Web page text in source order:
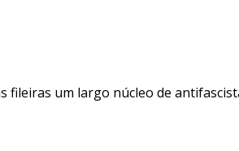
fileiras um largo núcleo de